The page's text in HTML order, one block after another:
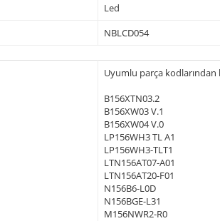
Led
NBLCD054
Uyumlu parça kodlarından
B156XTN03.2
B156XW03 V.1
B156XW04 V.0
LP156WH3 TL A1
LP156WH3-TLT1
LTN156AT07-A01
LTN156AT20-F01
N156B6-L0D
N156BGE-L31
M156NWR2-R0